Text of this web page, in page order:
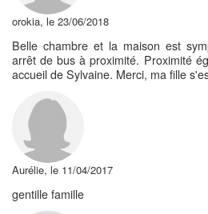
orokia, le 23/06/2018
Belle chambre et la maison est
arrêt de bus à proximité. Proximité
accueil de Sylvaine. Merci, ma fille
Aurélie, le 11/04/2017
gentille famille